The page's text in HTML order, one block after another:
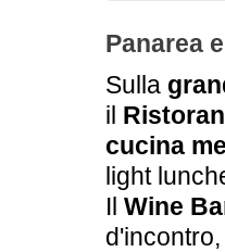
Panarea
Sulla
il
cucina
light
Il Wine